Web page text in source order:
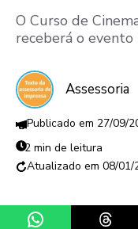
O Curso de
receberá o evento
Assessoria
27/09/
2 min de leitura
08/01/
Share on